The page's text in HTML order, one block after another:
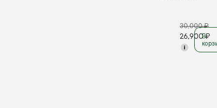
30,000₽
26,900₽
i
В